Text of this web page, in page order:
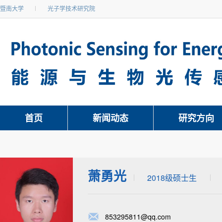
暨南大学 光子学技术研究院
首页 新闻动态 研究方向
萧勇光 2018级硕士生
853295811@qq.com